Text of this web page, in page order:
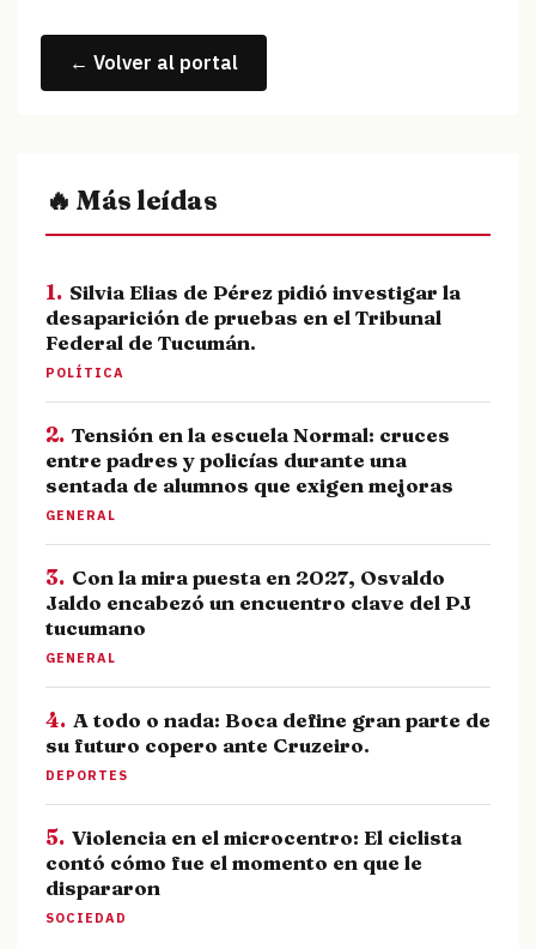
← Volver al portal
🔥 Más leídas
1. Silvia Elias de Pérez pidió investigar la
desaparición de pruebas en el Tribunal
Federal de Tucumán.
POLÍTICA
2. Tensión en la escuela Normal: cruces
entre padres y policías durante una
sentada de alumnos que exigen mejoras
GENERAL
3. Con la mira puesta en 2027, Osvaldo
Jaldo encabezó un encuentro clave del PJ
tucumano
GENERAL
4. A todo o nada: Boca define gran parte de
su futuro copero ante Cruzeiro.
DEPORTES
5. Violencia en el microcentro: El ciclista
contó cómo fue el momento en que le
dispararon
SOCIEDAD